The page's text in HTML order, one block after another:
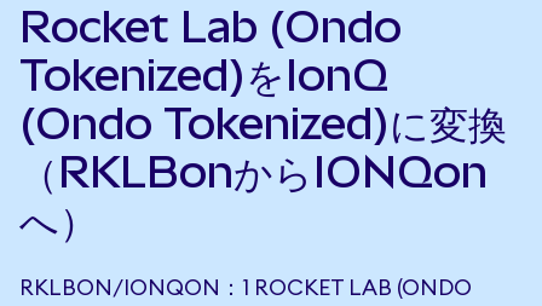
Rocket Lab (Ondo
Tokenized)をIonQ
(Ondo Tokenized)に変換
（RKLBonからIONQon
へ）
RKLBON/IONQON：1 ROCKET LAB (ONDO